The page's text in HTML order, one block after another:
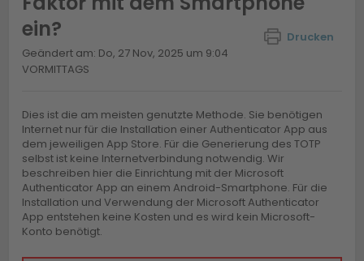
ein?
Drucken
Geändert am: Do, 27 Nov, 2025 um 9:04
VORMITTAGS
Dies ist die am meisten genutzte Methode. Sie benötigen
Internet nur für die Installation einer Authenticator App aus
dem jeweiligen App Store. Für die Generierung des TOTP
selbst ist keine Internetverbindung notwendig. Wir
beschreiben hier die Einrichtung mit der Microsoft
Authenticator App an einem Android-Smartphone. Für die
Installation und Verwendung der Microsoft Authenticator
App entstehen keine Kosten und es wird kein Microsoft-
Konto benötigt.